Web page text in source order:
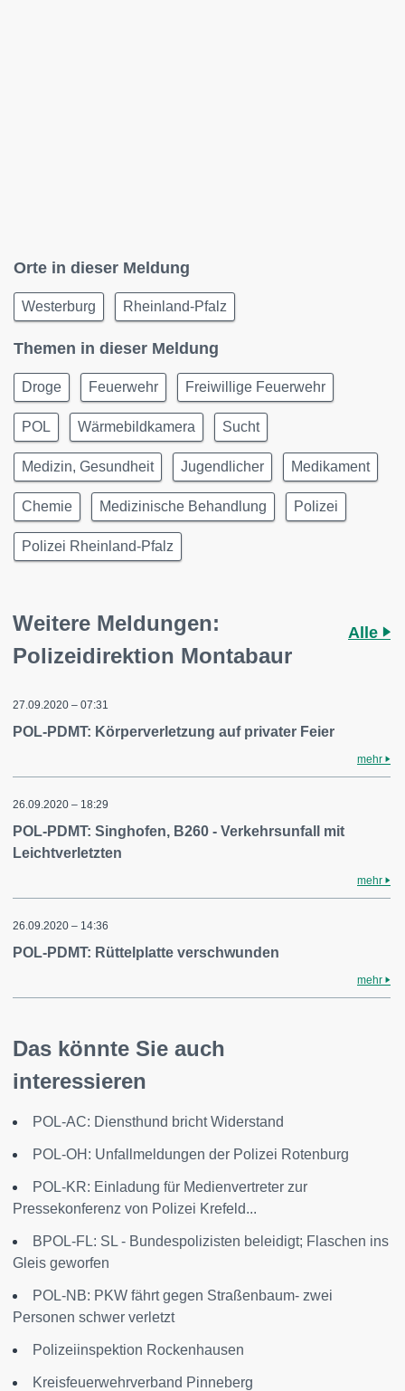
Orte in dieser Meldung
Westerburg Rheinland-Pfalz
Themen in dieser Meldung
Droge Feuerwehr Freiwillige Feuerwehr
POL Wärmebildkamera Sucht
Medizin, Gesundheit Jugendlicher Medikament
Chemie Medizinische Behandlung Polizei
Polizei Rheinland-Pfalz
Weitere Meldungen:
Polizeidirektion Montabaur
Alle
27.09.2020 – 07:31
POL-PDMT: Körperverletzung auf privater Feier
mehr
26.09.2020 – 18:29
POL-PDMT: Singhofen, B260 - Verkehrsunfall mit
Leichtverletzten
mehr
26.09.2020 – 14:36
POL-PDMT: Rüttelplatte verschwunden
mehr
Das könnte Sie auch
interessieren
POL-AC: Diensthund bricht Widerstand
POL-OH: Unfallmeldungen der Polizei Rotenburg
POL-KR: Einladung für Medienvertreter zur
Pressekonferenz von Polizei Krefeld...
BPOL-FL: SL - Bundespolizisten beleidigt; Flaschen ins
Gleis geworfen
POL-NB: PKW fährt gegen Straßenbaum- zwei
Personen schwer verletzt
Polizeiinspektion Rockenhausen
Kreisfeuerwehrverband Pinneberg